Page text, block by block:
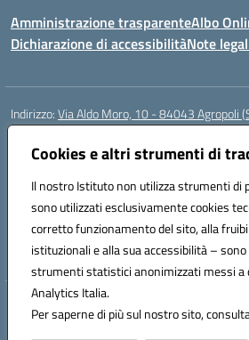
Cookies e altri strumenti di
Il nostro Istituto non utilizza strumenti di
sono utilizzati esclusivamente cookies
corretto funzionamento del sito, alla
istituzionali e alla sua accessibilità –
strumenti statistici anonimizzati messi a
Analytics Italia.
Per saperne di più sul nostro sito,
Amministrazione trasparenteAlbo
Dichiarazione di accessibilitàNote
Indirizzo:Via Aldo Moro, 10 - 84043 Agropoli
Centralino:
Posta elettronica certificata (PEC):
Codice fiscale: 90009620650
Codice meccanografico:SAIC8AT00D
Codice Indice delle Pubbliche Amministrazioni
Codice unico di fatturazione (CUF): UF1K7E
Hosting & Powered by 3D
Concept & Design by